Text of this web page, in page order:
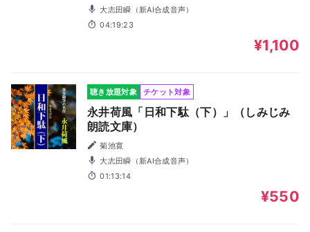
大志田瞬（新AI合成音声）
04:19:23
¥1,100
聴き放題対象 チケット対象
永井荷風「日和下駄（下）」（しみじみ
朗読文庫）
菊池寛
大志田瞬（新AI合成音声）
01:13:14
¥550